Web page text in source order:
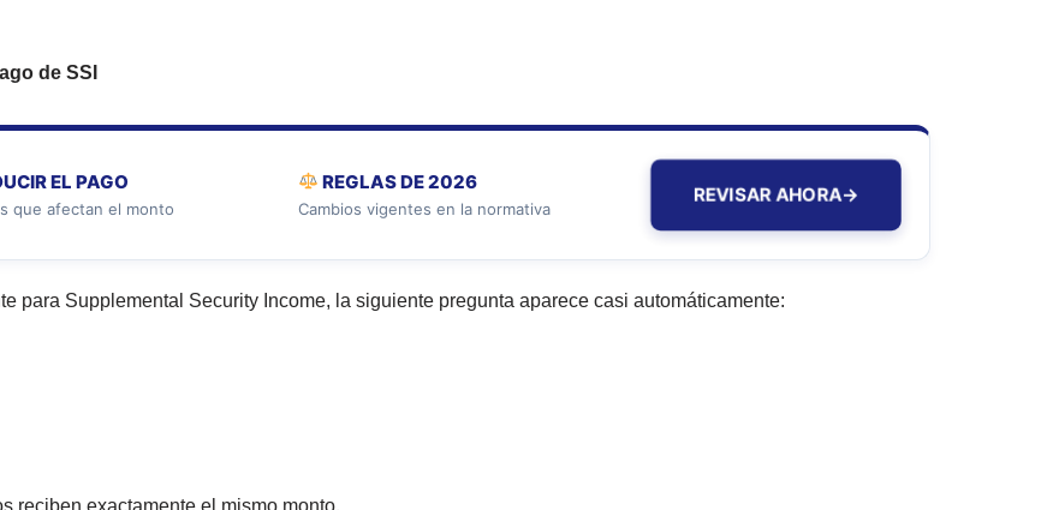
de SSI
EL PAGO
que afectan el monto
REGLAS DE 2026
Cambios vigentes en la normativa
REVISAR AHORA→
para Supplemental Security Income, la siguiente pregunta aparece casi automáticamente:
reciben exactamente el mismo monto.